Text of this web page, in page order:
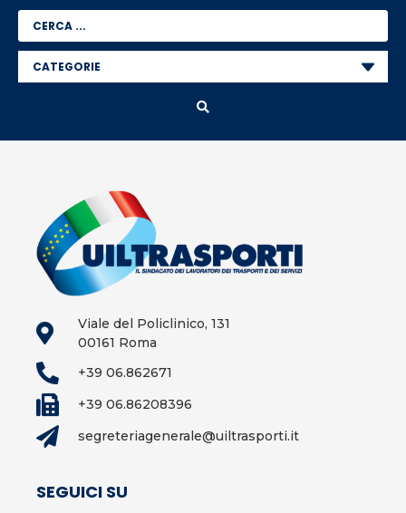
Viale del Policlinico, 131
00161 Roma
+39 06.862671
+39 06.86208396
segreteriagenerale@uiltrasporti.it
SEGUICI SU